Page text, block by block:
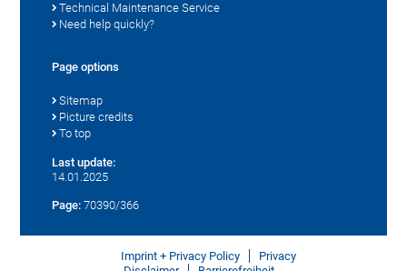
Technical Maintenance Service
Need help quickly?
Page options
Sitemap
Picture credits
To top
Last update:
14.01.2025
Page: 70390/366
Imprint + Privacy Policy
Privacy